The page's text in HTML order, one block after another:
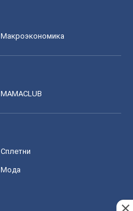
Mакроэкономика
MAMACLUB
Сплетни
Мода